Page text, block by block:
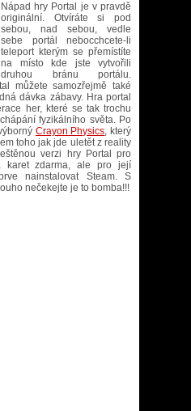
Nápad hry Portal je v pravdě
originální. Otvíráte si pod
sebou, nad sebou, vedle
sebe portál nebocchcete-li
teleport kterým se přemístíte
na místo kde jste vytvořili
druhou bránu portálu.
můžete samozřejmě také
dávka zábavy. Hra portal
her, které se tak trochu
fyzikálního světa. Po
Crayon Physics, který
toho jak jde uletět z reality
verzi hry Portal pro
karet zdarma, ale pro její
nainstalovat Steam. S
nečekejte je to bomba!!!